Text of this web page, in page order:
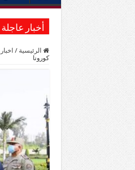
أخبار عاجلة
الرئيسية /
كورونا